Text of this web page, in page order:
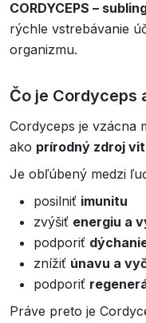
CORDYCEPS –
rýchle vstrebávanie
organizmu.
Čo je Cordyceps
Cordyceps je vzácna
ako prírodný zdroj
Je obľúbený medzi
posilniť imunitu
zvýšiť energiu a
podporiť
znížiť únavu a
podporiť
Práve preto je